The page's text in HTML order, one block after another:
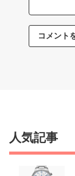
人気記事